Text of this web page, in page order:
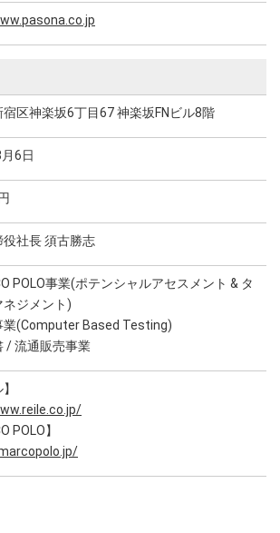
区神楽坂6丁目67 神楽坂FNビル8階
6日
役社長 須古勝志
POLO事業(ポテンシャルアセスメント & タ
ネジメント)
業(Computer Based Testing)
/ 流通販売事業
POLO】